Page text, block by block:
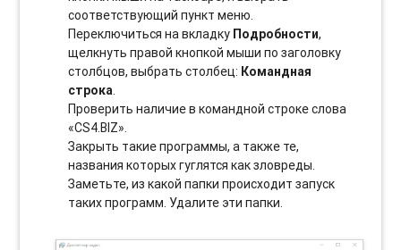
соотвeтствующий пункт меню.
Переключиться на вкладку Подробности,
щелкнуть правой кнопкой мыши по заголовку
столбцов, выбрать столбец: Командная
строка.
Проверить наличие в командной строке слова
«CS4.BIZ».
Закрыть такие программы, а также те,
названия которых гуглятся как зловреды.
Заметьте, из какой папки происходит запуск
таких программ. Удалите эти папки.